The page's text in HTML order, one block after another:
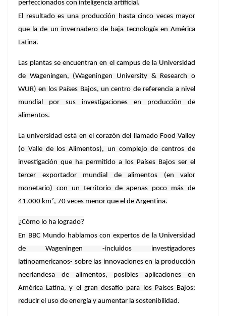
perfeccionados con inteligencia artificial.
El resultado es una producción hasta cinco veces mayor
que la de un invernadero de baja tecnología en América
Latina.
Las plantas se encuentran en el campus de la Universidad
de Wageningen, (Wageningen University & Research o
WUR) en los Países Bajos, un centro de referencia a nivel
mundial por sus investigaciones en producción de
alimentos.
La universidad está en el corazón del llamado Food Valley
(o Valle de los Alimentos), un complejo de centros de
investigación que ha permitido a los Países Bajos ser el
tercer exportador mundial de alimentos (en valor
monetario) con un territorio de apenas poco más de
41.000 km², 70 veces menor que el de Argentina.
¿Cómo lo ha logrado?
En BBC Mundo hablamos con expertos de la Universidad
de Wageningen -incluidos investigadores
latinoamericanos- sobre las innovaciones en la producción
neerlandesa de alimentos, posibles aplicaciones en
América Latina, y el gran desafío para los Países Bajos:
reducir el uso de energía y aumentar la sostenibilidad.